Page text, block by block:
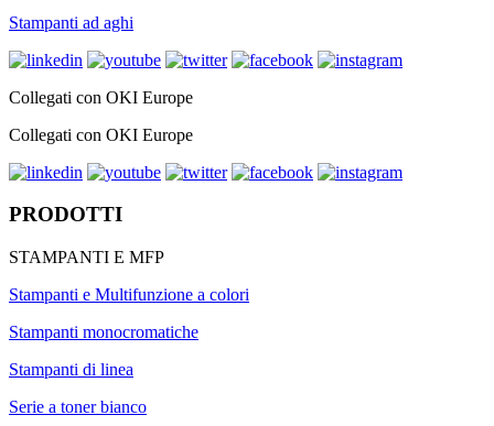
Stampanti ad aghi
Collegati con OKI Europe
Collegati con OKI Europe
PRODOTTI
STAMPANTI E MFP
Stampanti e Multifunzione a colori
Stampanti monocromatiche
Stampanti di linea
Serie a toner bianco